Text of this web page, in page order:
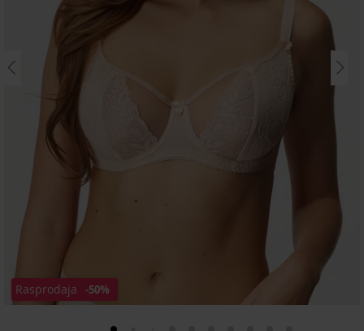
Rasprodaja -50%